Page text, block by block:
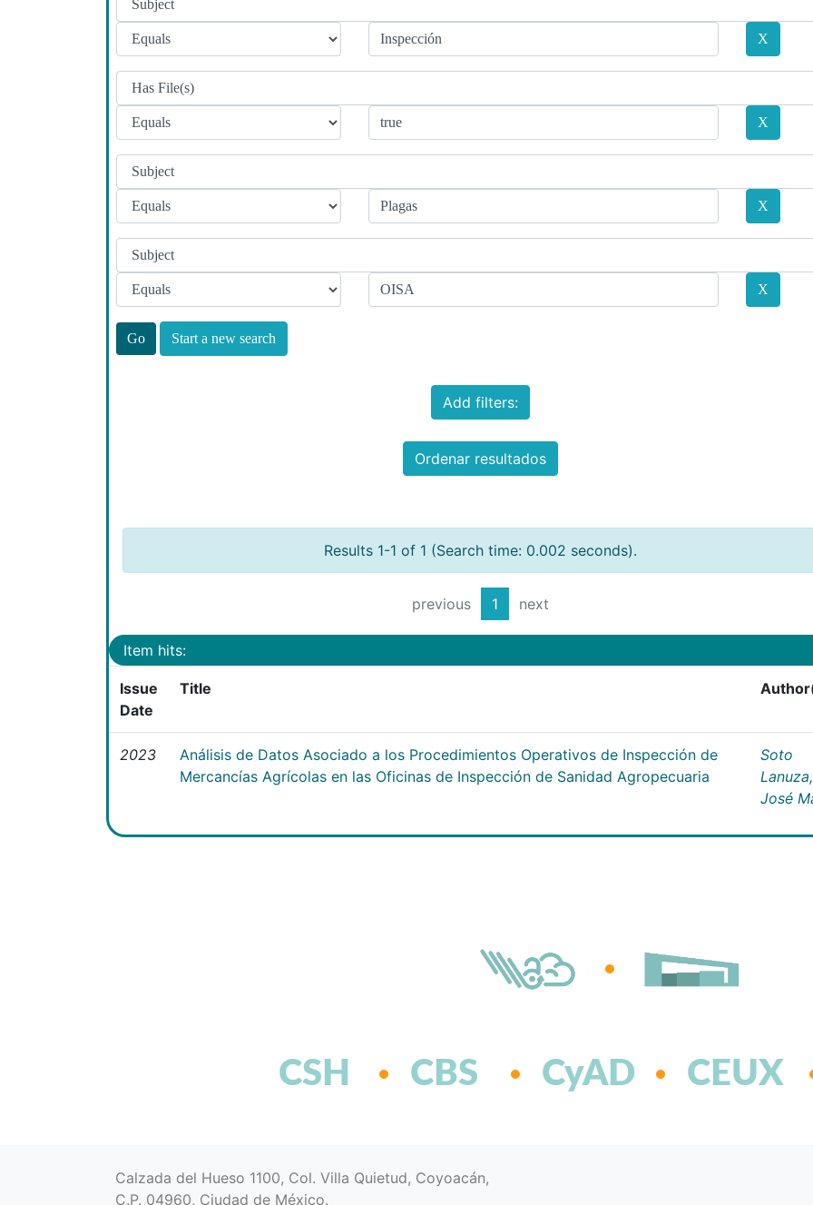
Start a new search
Add filters:
Ordenar resultados
Results 1-1 of 1 (Search time: 0.002 seconds).
previous 1 next
Item hits:
Issue
Date
Title
2023
Análisis de Datos Asociado a los Procedimientos Operativos de Inspección de
Mercancías Agrícolas en las Oficinas de Inspección de Sanidad Agropecuaria
Soto
Lanuza,
José
CSH CBS CyAD CEUX
Calzada del Hueso 1100, Col. Villa Quietud, Coyoacán,
C.P. 04960, Ciudad de México.